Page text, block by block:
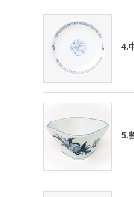
4.
5.